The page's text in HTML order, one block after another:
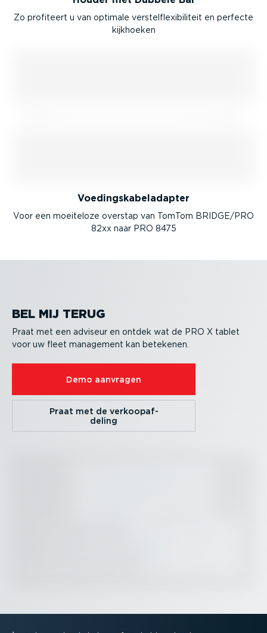
Zo profiteert u van optimale verstel­flexi­bi­liteit en perfecte
kijkhoeken
Voedings­ka­belad­apter
Voor een moeiteloze overstap van TomTom BRIDGE/PRO
82xx naar PRO 8475
BEL MIJ TERUG
Praat met een adviseur en ontdek wat de PRO X tablet
voor uw fleet management kan betekenen.
Demo aanvragen
Praat met de verkoop­af­
deling